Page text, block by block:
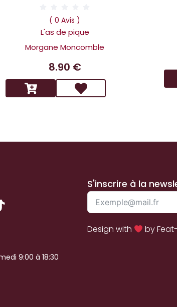
( 0 Avis )
L'as de pique
Morgane Moncomble
8.90 €
9:00 à 18:30
S'inscrire à la
Design with by